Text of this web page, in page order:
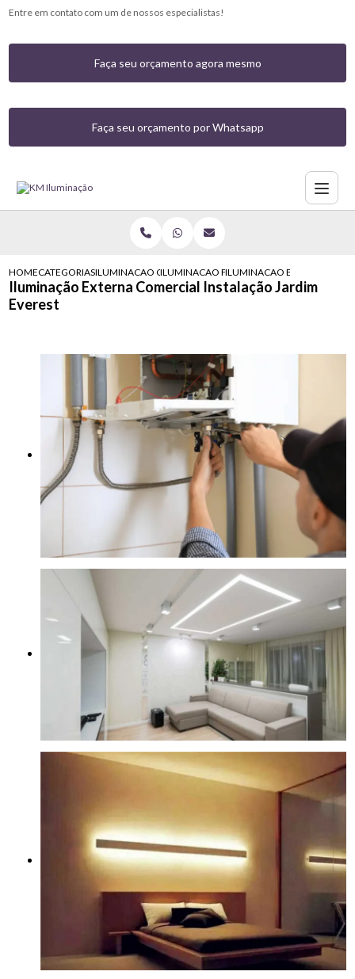
Entre em contato com um de nossos especialistas!
Faça seu orçamento agora mesmo
Faça seu orçamento por Whatsapp
HOMECATEGORIASILUMINACAO COMERCIALILUMINACAO FACHADA COMERCIAL
ILUMINACAO EXTERNA
Iluminação Externa Comercial Instalação Jardim
Everest